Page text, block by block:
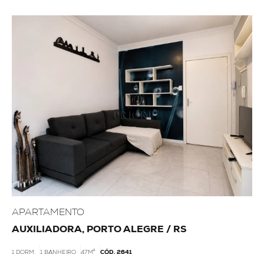
APARTAMENTO
AUXILIADORA, PORTO ALEGRE / RS
1 DORM. 1 BANHEIRO 47M² CÓD. 2641